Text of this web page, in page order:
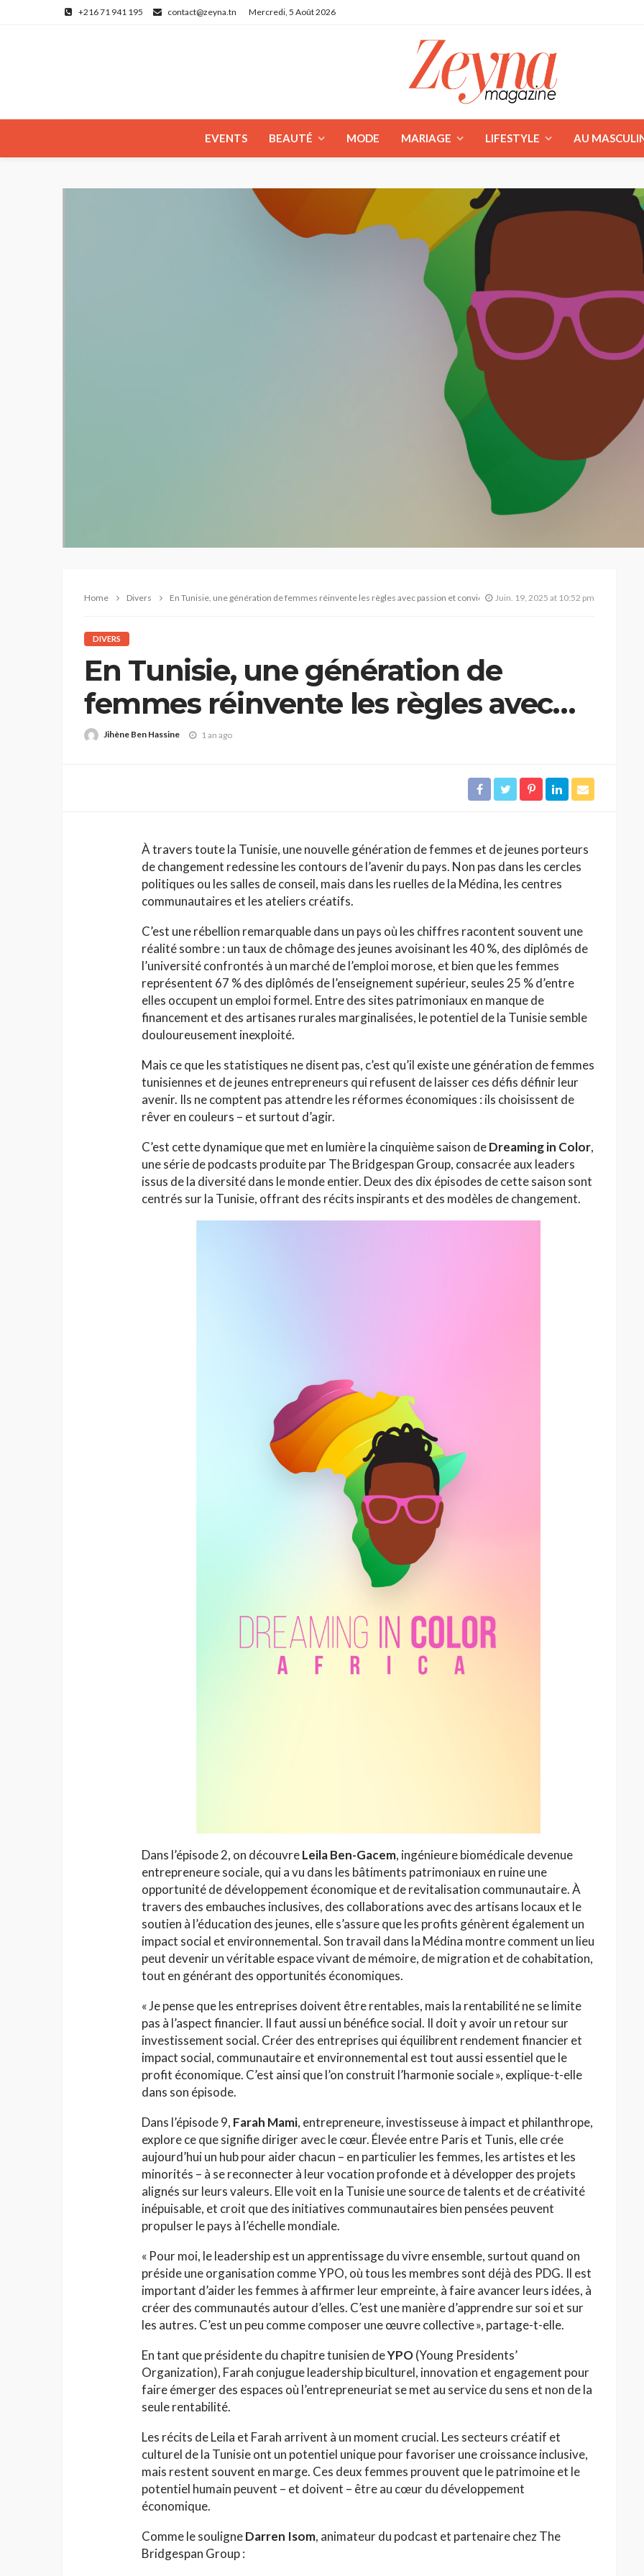
+216 71 941 195 contact@zeyna.tn Mercredi, 5 Août 2026
EVENTS BEAUTÉ MODE MARIAGE LIFESTYLE AU
Home Divers En Tunisie, une génération de femmes réinvente les règles avec passion et convictionJuin. 19, 2025 at 10:52 pm
DIVERS
En Tunisie, une génération de
femmes réinvente les règles avec
passion et conviction
Jihène Ben Hassine 1 an ago
À travers toute la Tunisie, une nouvelle génération de femmes et de jeunes porteurs
de changement redessine les contours de l’avenir du pays. Non pas dans les cercles
politiques ou les salles de conseil, mais dans les ruelles de la Médina, les centres
communautaires et les ateliers créatifs.
C’est une rébellion remarquable dans un pays où les chiffres racontent souvent une
réalité sombre : un taux de chômage des jeunes avoisinant les 40 %, des diplômés de
l’université confrontés à un marché de l’emploi morose, et bien que les femmes
représentent 67 % des diplômés de l’enseignement supérieur, seules 25 % d’entre
elles occupent un emploi formel. Entre des sites patrimoniaux en manque de
financement et des artisanes rurales marginalisées, le potentiel de la Tunisie semble
douloureusement inexploité.
Mais ce que les statistiques ne disent pas, c’est qu’il existe une génération de femmes
tunisiennes et de jeunes entrepreneurs qui refusent de laisser ces défis définir leur
avenir. Ils ne comptent pas attendre les réformes économiques : ils choisissent de
rêver en couleurs – et surtout d’agir.
C’est cette dynamique que met en lumière la cinquième saison deDreaming in Color,
une série de podcasts produite par The Bridgespan Group, consacrée aux leaders
issus de la diversité dans le monde entier. Deux des dix épisodes de cette saison sont
centrés sur la Tunisie, offrant des récits inspirants et des modèles de changement.
Dans l’épisode 2, on découvreLeila Ben-Gacem, ingénieure biomédicale devenue
entrepreneure sociale, qui a vu dans les bâtiments patrimoniaux en ruine une
opportunité de développement économique et de revitalisation communautaire. À
travers des embauches inclusives, des collaborations avec des artisans locaux et le
soutien à l’éducation des jeunes, elle s’assure que les profits génèrent également un
impact social et environnemental. Son travail dans la Médina montre comment un lieu
peut devenir un véritable espace vivant de mémoire, de migration et de cohabitation,
tout en générant des opportunités économiques.
« Je pense que les entreprises doivent être rentables, mais la rentabilité ne se limite
pas à l’aspect financier. Il faut aussi un bénéfice social. Il doit y avoir un retour sur
investissement social. Créer des entreprises qui équilibrent rendement financier et
impact social, communautaire et environnemental est tout aussi essentiel que le
profit économique. C’est ainsi que l’on construit l’harmonie sociale », explique-t-elle
dans son épisode.
Dans l’épisode 9, Farah Mami, entrepreneure, investisseuse à impact et philanthrope,
explore ce que signifie diriger avec le cœur. Élevée entre Paris et Tunis, elle crée
aujourd’hui un hub pour aider chacun – en particulier les femmes, les artistes et les
minorités – à se reconnecter à leur vocation profonde et à développer des projets
alignés sur leurs valeurs. Elle voit en la Tunisie une source de talents et de créativité
inépuisable, et croit que des initiatives communautaires bien pensées peuvent
propulser le pays à l’échelle mondiale.
« Pour moi, le leadership est un apprentissage du vivre ensemble, surtout quand on
préside une organisation comme YPO, où tous les membres sont déjà des PDG. Il est
important d’aider les femmes à affirmer leur empreinte, à faire avancer leurs idées, à
créer des communautés autour d’elles. C’est une manière d’apprendre sur soi et sur
les autres. C’est un peu comme composer une œuvre collective », partage-t-elle.
En tant que présidente du chapitre tunisien deYPO(Young Presidents’
Organization), Farah conjugue leadership biculturel, innovation et engagement pour
faire émerger des espaces où l’entrepreneuriat se met au service du sens et non de la
seule rentabilité.
Les récits de Leila et Farah arrivent à un moment crucial. Les secteurs créatif et
culturel de la Tunisie ont un potentiel unique pour favoriser une croissance inclusive,
mais restent souvent en marge. Ces deux femmes prouvent que le patrimoine et le
potentiel humain peuvent – et doivent – être au cœur du développement
économique.
Comme le souligneDarren Isom, animateur du podcast et partenaire chez The
Bridgespan Group :
HAUTE COUTURE
Chanel Croisière 2025/26 : Une
parenthèse enchantée au Lac
de Côme
Jihène Ben Hassine
HAUTE COUTURE
Dolce & Gabbana à Taormina :
l’Olympe
Jihène Ben Hassine